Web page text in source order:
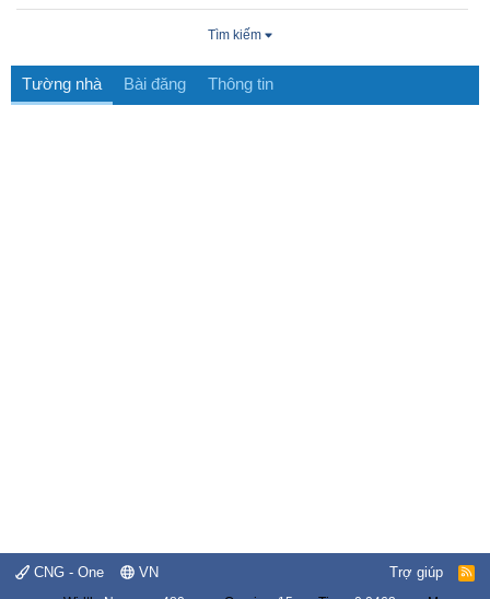
Tìm kiếm
Tường nhà Bài đăng Thông tin
CNG - One VN Trợ giúp
R